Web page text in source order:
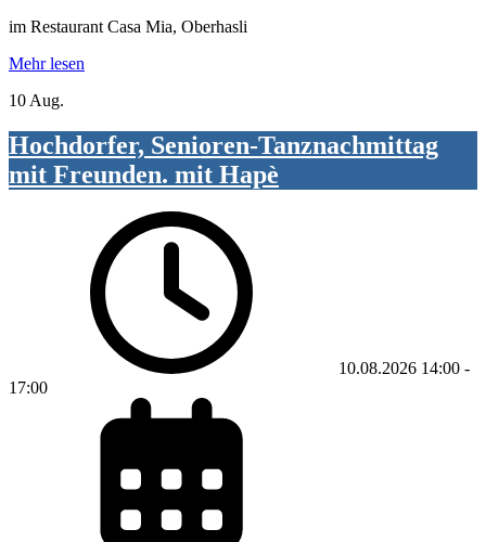
im Restaurant Casa Mia, Oberhasli
Mehr lesen
10 Aug.
Hochdorfer, Senioren-Tanznachmittag
mit Freunden. mit Hapè
10.08.2026 14:00 -
17:00